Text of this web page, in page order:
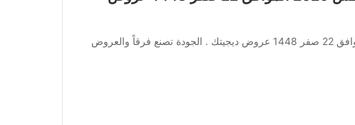
عروض لولو جدة الأسبوعية 5 أغسطس 2026 الموافق 22 صفر 1448 عروض ديجيتك . الجودة تصنع فرقاً والعروض